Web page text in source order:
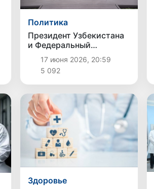
Политика
Президент Узбекистана
и Федеральный
президент Германии
посадили дерево на
Аллее почетных гостей
17 июня 2026, 20:59
5 092
Здоровье